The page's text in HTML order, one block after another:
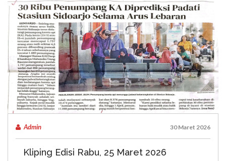
Admin 30 Maret 2026
Kliping Edisi Rabu, 25 Maret 2026